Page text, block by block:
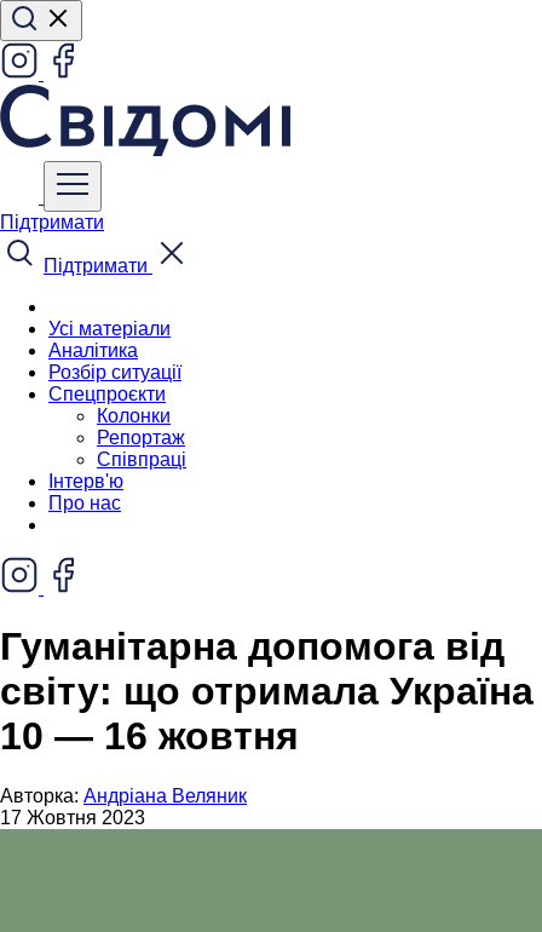
Підтримати
Підтримати
Усі матеріали
Аналітика
Розбір ситуації
Спецпроєкти
Колонки
Репортаж
Співпраці
Інтерв'ю
Про нас
Гуманітарна допомога від
світу: що отримала Україна
10 — 16 жовтня
Авторка: Андріана Веляник
17 Жовтня 2023